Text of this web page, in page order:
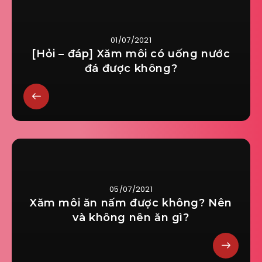
01/07/2021
[Hỏi – đáp] Xăm môi có uống nước
đá được không?
05/07/2021
Xăm môi ăn nấm được không? Nên
và không nên ăn gì?